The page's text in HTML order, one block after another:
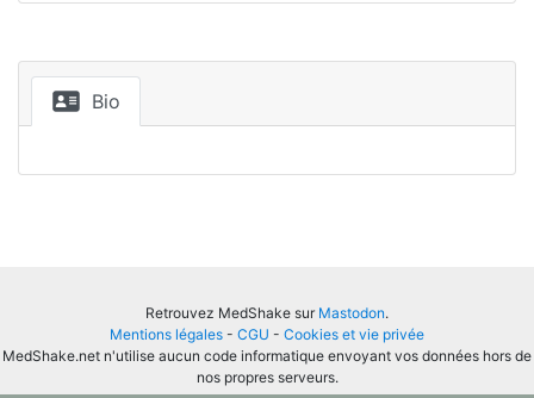
Bio
Retrouvez MedShake sur Mastodon.
Mentions légales - CGU - Cookies et vie privée
MedShake.net n'utilise aucun code informatique envoyant vos données hors de
nos propres serveurs.